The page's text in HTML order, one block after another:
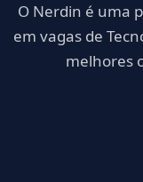
O Nerdin é uma
em vagas de
melhores